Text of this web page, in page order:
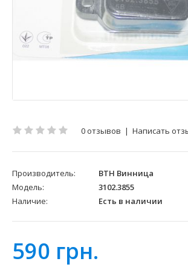
0 отзывов | Написать
Производитель:
ВТН Винница
Модель:
3102.3855
Наличие:
Есть в наличии
590 грн.